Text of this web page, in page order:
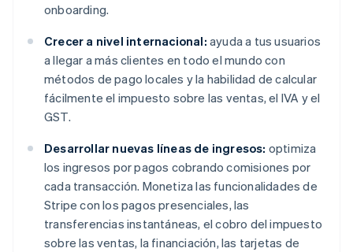
onboarding.
Crecer a nivel internacional: ayuda a tus usuarios
a llegar a más clientes en todo el mundo con
métodos de pago locales y la habilidad de calcular
fácilmente el impuesto sobre las ventas, el IVA y el
GST.
Desarrollar nuevas líneas de ingresos: optimiza
los ingresos por pagos cobrando comisiones por
cada transacción. Monetiza las funcionalidades de
Stripe con los pagos presenciales, las
transferencias instantáneas, el cobro del impuesto
sobre las ventas, la financiación, las tarjetas de